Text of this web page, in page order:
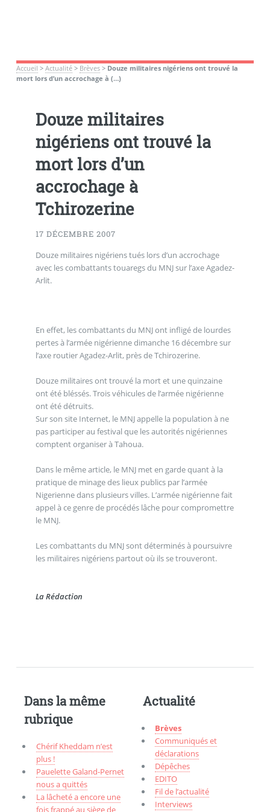
Accueil > Actualité> Brèves> Douze militaires nigériens ont trouvé la
mort lors d’un accrochage à (…)
Douze militaires
nigériens ont trouvé la
mort lors d’un
accrochage à
Tchirozerine
17 DÉCEMBRE 2007
Douze militaires nigériens tués lors d’un accrochage
avec les combattants touaregs du MNJ sur l’axe Agadez-
Arlit.
En effet, les combattants du MNJ ont infligé de lourdes
pertes à l’armée nigérienne dimanche 16 décembre sur
l’axe routier Agadez-Arlit, près de Tchirozerine.
Douze militaires ont trouvé la mort et une quinzaine
ont été bléssés. Trois véhicules de l’armée nigérienne
ont été détruits.
Sur son site Internet, le MNJ appelle la population à ne
pas participer au festival que les autorités nigériennes
comptent organiser à Tahoua.
Dans le même article, le MNJ met en garde quant à la
pratique de minage des lieux publics par l’armée
Nigerienne dans plusieurs villes. L’armée nigérienne fait
appel à ce genre de procédés lâche pour compromettre
le MNJ.
Les combattants du MNJ sont déterminés à poursuivre
les militaires nigériens partout où ils se trouveront.
La Rédaction
Dans la même
rubrique
Chérif Kheddam n’est
plus !
Pauelette Galand-Pernet
nous a quittés
La lâcheté a encore une
fois frappé au siège de
Actualité
Brèves
Communiqués et
déclarations
Dépêches
EDITO
Fil de l’actualité
Interviews